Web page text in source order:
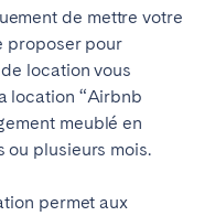
de mettre votre
proposer pour
location vous
location “Airbnb
meublé en
ou plusieurs mois.
permet aux